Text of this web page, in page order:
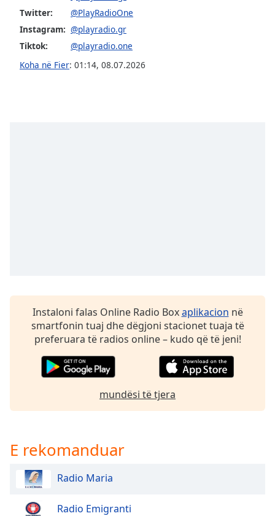
dialog
window.
Escape
cancel
Caption
Background
Size
Twitter:
@PlayRadioOne
Instagram: @playradio.gr
Tiktok:
@playradio.one
Koha në Fier: 01:14, 08.07.2026
Instaloni falas Online Radio Boxaplikacion në
smartfonin tuaj dhe dëgjoni stacionet tuaja të
preferuara të radios online – kudo që të jeni!
mundësi të tjera
E rekomanduar
Radio Maria
Radio Emigranti